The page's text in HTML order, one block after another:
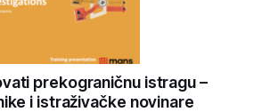
prekograničnu istragu –
i istraživačke novinare